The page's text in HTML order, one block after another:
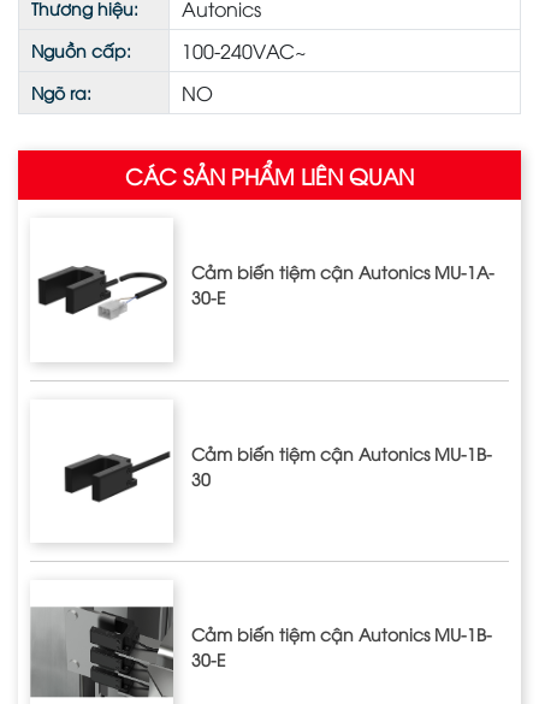
Thương hiệu: Autonics
Nguồn cấp: 100-240VAC~
Ngõ ra: NO
CÁC SẢN PHẨM LIÊN QUAN
Cảm biến tiệm cận Autonics MU-1A-
30-E
Cảm biến tiệm cận Autonics MU-1B-
30
Cảm biến tiệm cận Autonics MU-1B-
30-E